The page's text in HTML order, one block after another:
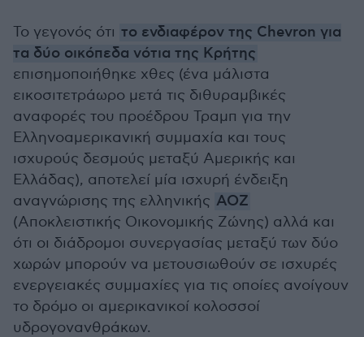
Το γεγονός ότι το ενδιαφέρον της Chevron για
τα δύο οικόπεδα νότια της Κρήτης
επισημοποιήθηκε χθες (ένα μάλιστα
εικοσιτετράωρο μετά τις διθυραμβικές
αναφορές του προέδρου Τραμπ για την
Ελληνοαμερικανική συμμαχία και τους
ισχυρούς δεσμούς μεταξύ Αμερικής και
Ελλάδας), αποτελεί μία ισχυρή ένδειξη
αναγνώρισης της ελληνικής ΑΟΖ
(Αποκλειστικής Οικονομικής Ζώνης) αλλά και
ότι οι διάδρομοι συνεργασίας μεταξύ των δύο
χωρών μπορούν να μετουσιωθούν σε ισχυρές
ενεργειακές συμμαχίες για τις οποίες ανοίγουν
το δρόμο οι αμερικανικοί κολοσσοί
υδρογονανθράκων.